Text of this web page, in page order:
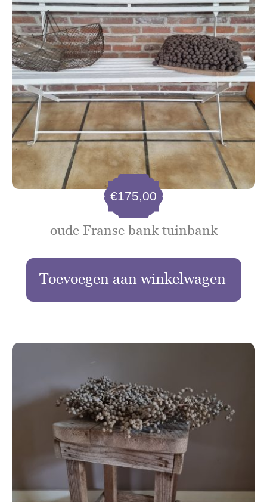
oude Franse bank tuinbank
€175,00
Toevoegen aan winkelwagen